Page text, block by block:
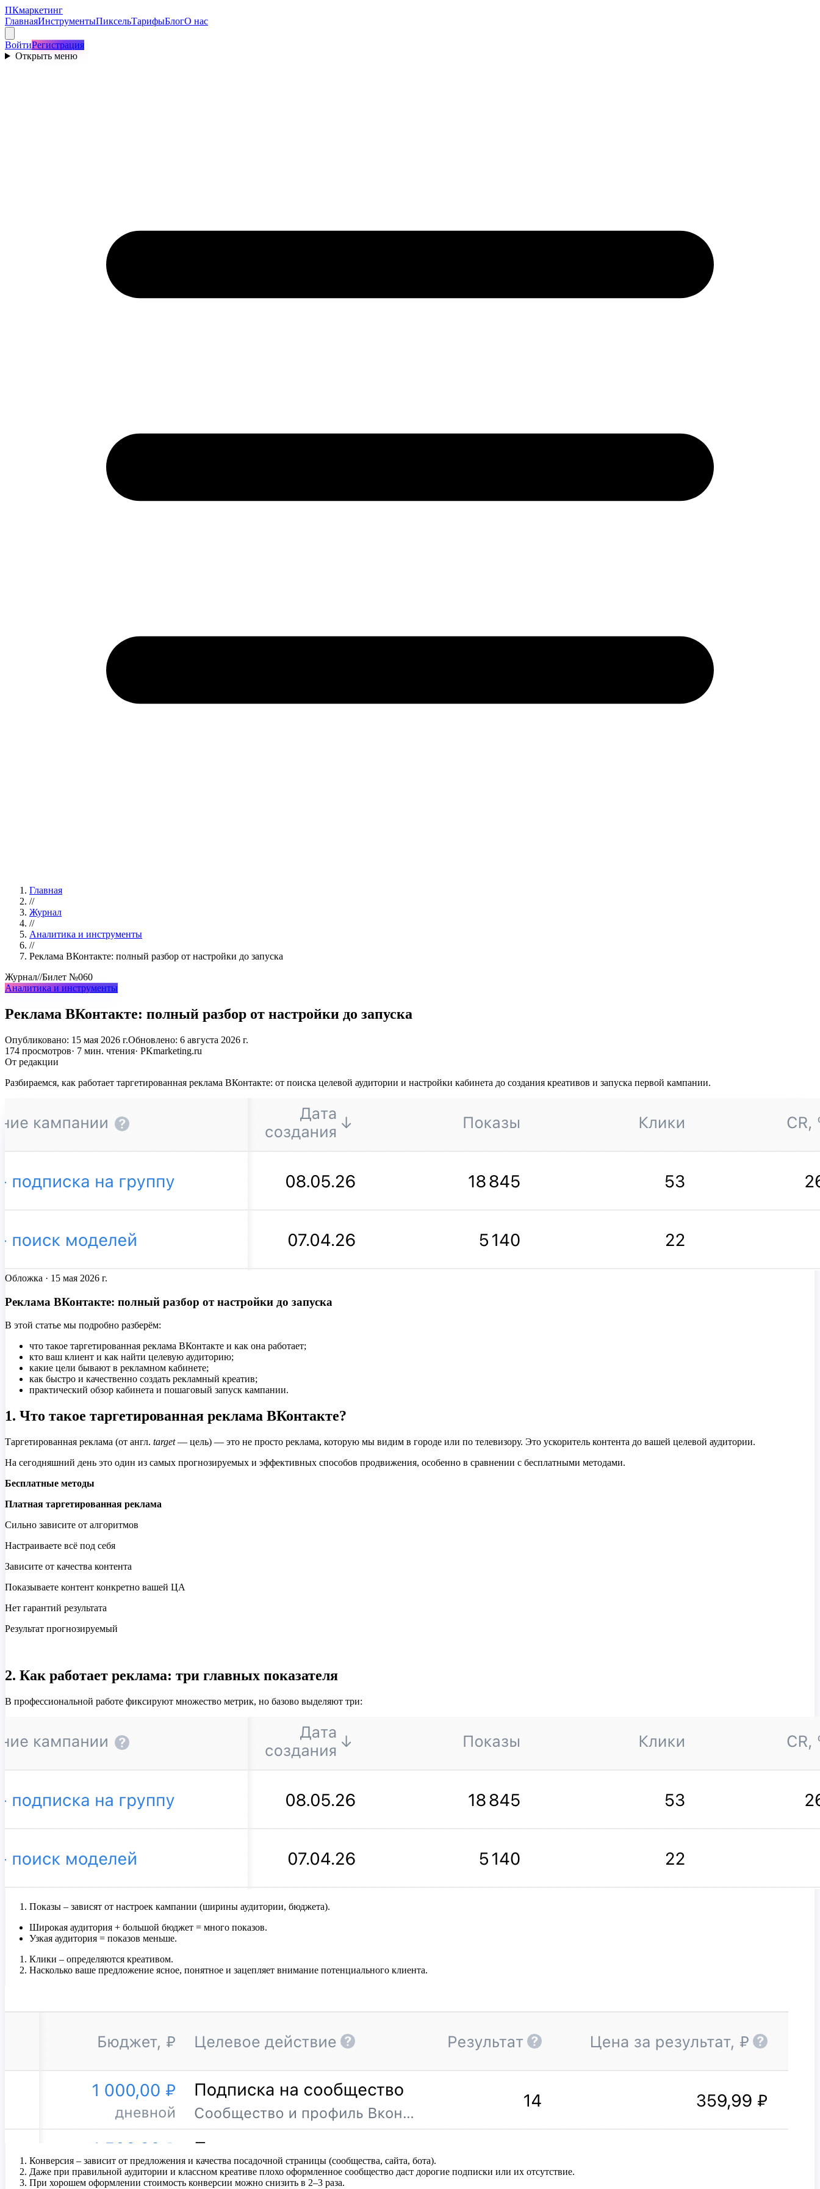
ПКмаркетинг
ГлавнаяИнструментыПиксельТарифыБлогО нас
ВойтиРегистрация
Открыть меню
Главная
//
Журнал
//
Аналитика и инструменты
//
Реклама ВКонтакте: полный разбор от настройки до запуска
Журнал//Билет №060
Аналитика и инструменты
Реклама ВКонтакте: полный разбор от настройки до запуска
Опубликовано: 15 мая 2026 г.Обновлено: 6 августа 2026 г.
174 просмотров· 7 мин. чтения· PKmarketing.ru
От редакции
Разбираемся, как работает таргетированная реклама ВКонтакте: от поиска целевой аудитории и настройки кабинета до создания креативов и запуска первой кампании.
Обложка · 15 мая 2026 г.
Реклама ВКонтакте: полный разбор от настройки до запуска
В этой статье мы подробно разберём:
что такое таргетированная реклама ВКонтакте и как она работает;
кто ваш клиент и как найти целевую аудиторию;
какие цели бывают в рекламном кабинете;
как быстро и качественно создать рекламный креатив;
практический обзор кабинета и пошаговый запуск кампании.
1. Что такое таргетированная реклама ВКонтакте?
Таргетированная реклама (от англ. target— цель) — это не просто реклама, которую мы видим в городе или по телевизору. Это ускоритель контента до вашей целевой аудитории.
На сегодняшний день это один из самых прогнозируемых и эффективных способов продвижения, особенно в сравнении с бесплатными методами.
Бесплатные методы
Платная таргетированная реклама
Сильно зависите от алгоритмов
Настраиваете всё под себя
Зависите от качества контента
Показываете контент конкретно вашей ЦА
Нет гарантий результата
Результат прогнозируемый
2. Как работает реклама: три главных показателя
В профессиональной работе фиксируют множество метрик, но базово выделяют три:
Показы – зависят от настроек кампании (ширины аудитории, бюджета).
Широкая аудитория + большой бюджет = много показов.
Узкая аудитория = показов меньше.
Клики – определяются креативом.
Насколько ваше предложение ясное, понятное и зацепляет внимание потенциального клиента.
Конверсия – зависит от предложения и качества посадочной страницы (сообщества, сайта, бота).
Даже при правильной аудитории и классном креативе плохо оформленное сообщество даст дорогие подписки или их отсутствие.
При хорошем оформлении стоимость конверсии можно снизить в 2–3 раза.